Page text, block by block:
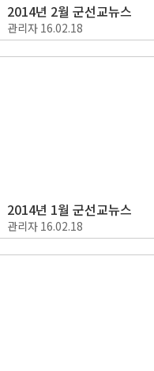
2014년 2월 군선교뉴스
관리자 16.02.18
2014년 1월 군선교뉴스
관리자 16.02.18